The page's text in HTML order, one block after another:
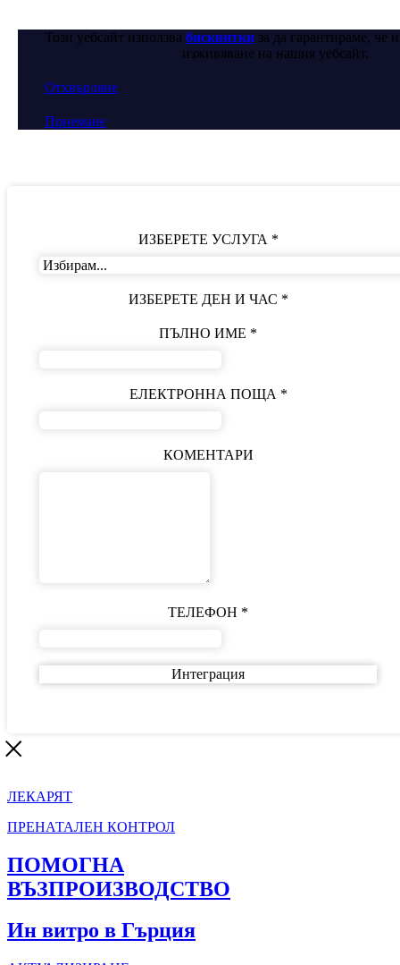
Този уебсайт използва бисквиткиза да гарантираме, че
изживяване на нашия уебсайт.
Отхвърляне
Приемане
ИЗБЕРЕТЕ УСЛУГА *
ИЗБЕРЕТЕ ДЕН И ЧАС *
ПЪЛНО ИМЕ *
ЕЛЕКТРОННА ПОЩА *
КОМЕНТАРИ
ТЕЛЕФОН *
Интеграция
ЛЕКАРЯТ
ПРЕНАТАЛЕН КОНТРОЛ
ПОМОГНА
ВЪЗПРОИЗВОДСТВО
Ин витро в Гърция